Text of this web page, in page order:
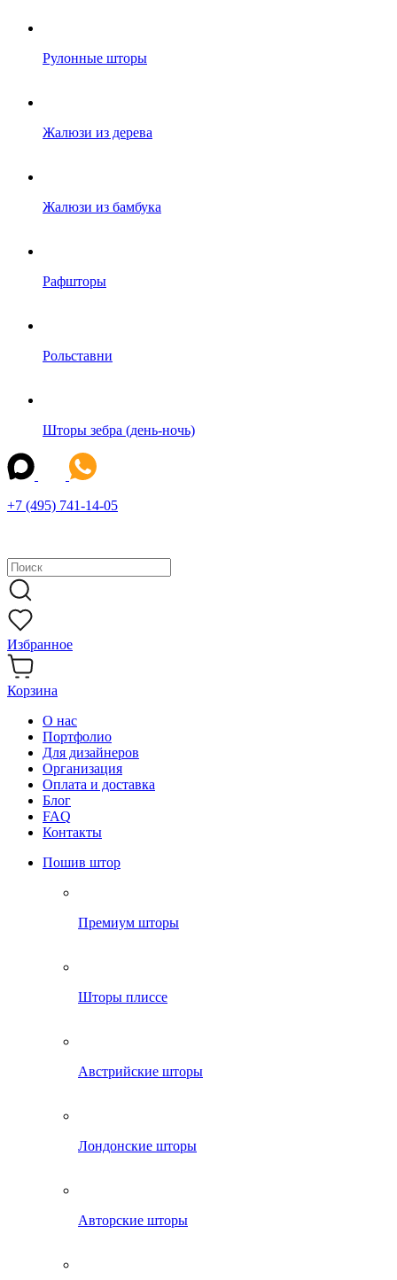
Рулонные шторы
Жалюзи из дерева
Жалюзи из бамбука
Рафшторы
Рольставни
Шторы зебра (день-ночь)
+7 (495) 741-14-05
Избранное
Корзина
О нас
Портфолио
Для дизайнеров
Организация
Оплата и доставка
Блог
FAQ
Контакты
Пошив штор
Премиум шторы
Шторы плиссе
Австрийские шторы
Лондонские шторы
Авторские шторы